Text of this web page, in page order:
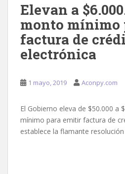
Elevan a
monto mínimo
factura de
electrónica
1 mayo, 2019 Aconpy.com
El Gobierno eleva de $50.000 a
mínimo para emitir factura de
establece la flamante